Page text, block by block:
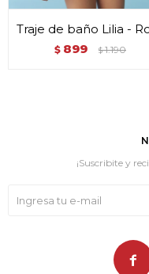
Traje de baño Lilia -
$ 899 $ 1.190
¡Suscribite y
